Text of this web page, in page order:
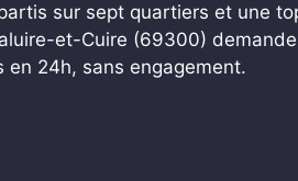
sur sept quartiers et une
et-Cuire (69300)
en 24h, sans engagement.